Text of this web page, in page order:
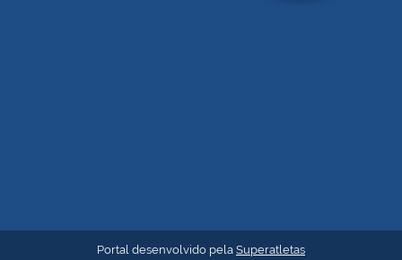
Portal desenvolvido pela Superatletas